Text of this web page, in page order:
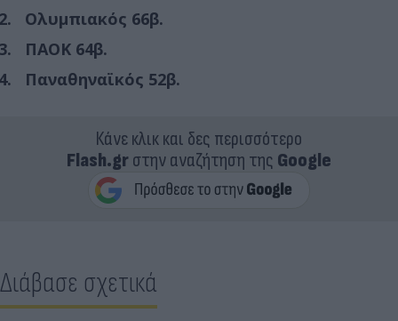
Ολυμπιακός 66β.
ΠΑΟΚ 64β.
Παναθηναϊκός 52β.
Κάνε κλικ και δες περισσότερο
Flash.grστην αναζήτηση της Google
Διάβασε σχετικά